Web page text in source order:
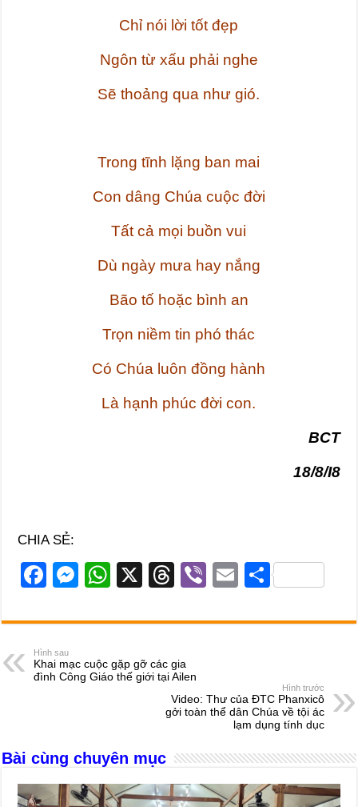
Chỉ nói lời tốt đẹp
Ngôn từ xấu phải nghe
Sẽ thoảng qua như gió.
Trong tĩnh lặng ban mai
Con dâng Chúa cuộc đời
Tất cả mọi buồn vui
Dù ngày mưa hay nắng
Bão tố hoặc bình an
Trọn niềm tin phó thác
Có Chúa luôn đồng hành
Là hạnh phúc đời con.
BCT
18/8/I8
CHIA SẺ:
F
c
e
b
k
M
ss
n
W
at
s
A
X
T
e
a
d
s
Vi
er
E
ail
S
ar
Hình sau
Khai mạc cuộc gặp gỡ các gia
đình Công Giáo thế giới tại Ailen
Hình trước
Video: Thư của ĐTC Phanxicô
gởi toàn thể dân Chúa về tội ác
lạm dụng tính dục
Bài cùng chuyên mục